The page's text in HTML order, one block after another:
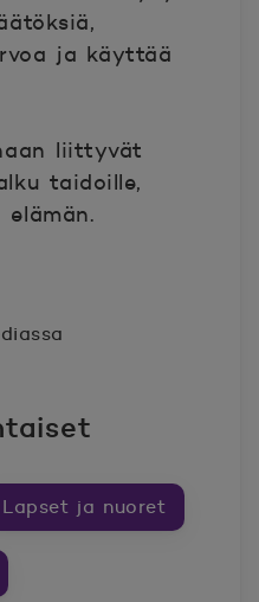
ja käyttää
liittyvät
taidoille,
Lapset ja nuoret